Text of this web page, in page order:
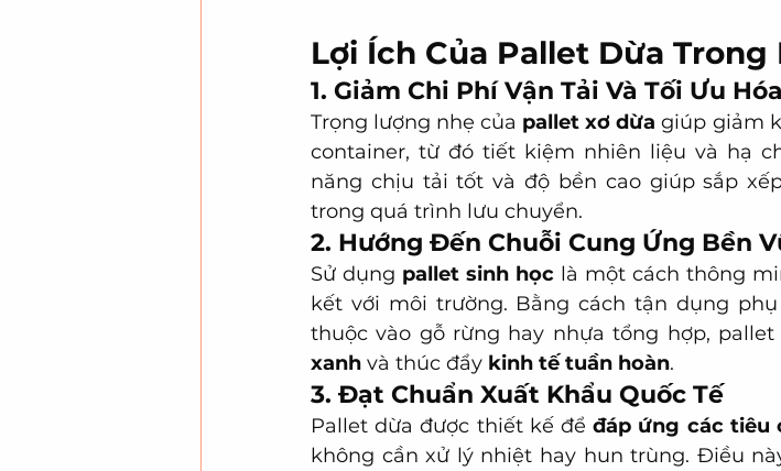
Lợi Ích Của Pallet Dừa
1. Giảm Chi Phí Vận Tải Và Tối Ưu
Trọng lượng nhẹ của pallet xơ dừa giúp giảm
container, từ đó tiết kiệm nhiên liệu và hạ
năng chịu tải tốt và độ bền cao giúp sắp
trong quá trình lưu chuyển.
2. Hướng Đến Chuỗi Cung Ứng Bền
Sử dụng pallet sinh học là một cách thông
kết với môi trường. Bằng cách tận dụng
thuộc vào gỗ rừng hay nhựa tổng hợp,
xanh và thúc đẩy kinh tế tuần hoàn.
3. Đạt Chuẩn Xuất Khẩu Quốc Tế
Pallet dừa được thiết kế để đáp ứng các tiêu
không cần xử lý nhiệt hay hun trùng. Điều